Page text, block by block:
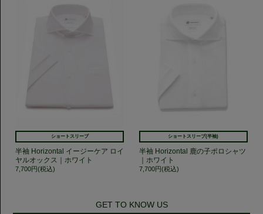
ショートスリーブ
半袖 Horizontal イージーケア ロイ
ヤルオックス｜ホワイト
7,700円(税込)
ショートスリーブ(半袖)
半袖 Horizontal 鹿の子ポロシャツ
｜ホワイト
7,700円(税込)
GET TO KNOW US